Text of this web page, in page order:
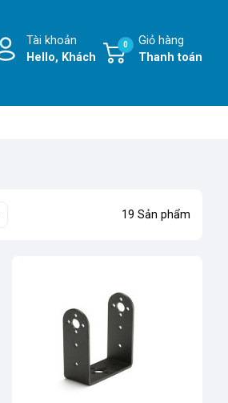
Tài khoản
Hello, Khách
Giỏ hàng
Thanh toán
0
19 Sản phẩm